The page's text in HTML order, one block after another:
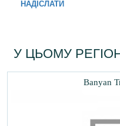
НАДІСЛАТИ
У ЦЬОМУ
Banyan